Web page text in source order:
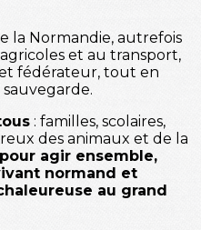
la Normandie, autrefois
et au transport,
fédérateur, tout en
: familles, scolaires,
des animaux et de la
agir ensemble,
normand et
au grand